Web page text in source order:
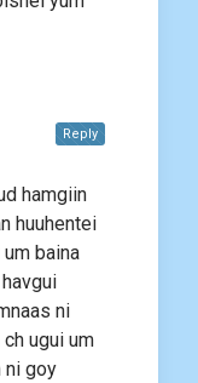
hamgiin
huuhentei
baina
ni
ugui um
ni goy
Reply